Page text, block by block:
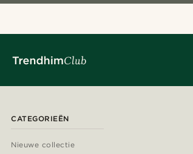
CATEGORIEËN
Nieuwe collectie